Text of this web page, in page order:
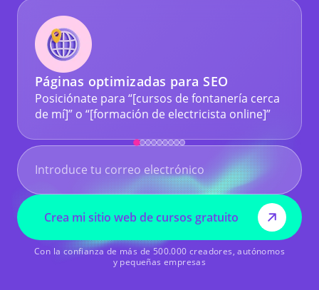
Páginas optimizadas para SEO
Posiciónate para “[cursos de fontanería cerca
de mí]” o “[formación de electricista online]”
Crea mi sitio web de cursos gratuito
Con la confianza de más de 500.000 creadores, autónomos
y pequeñas empresas